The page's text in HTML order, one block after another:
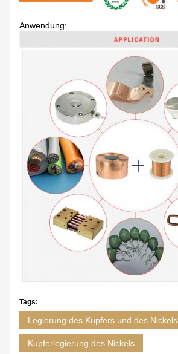
Anwendung:
Tags:
Legierung des Kupfers und des Nickels
Kupferlegierung des Nickels